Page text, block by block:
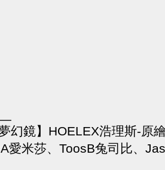
鏡】HOELEX浩理斯-原繪
愛米莎、ToosB兔司比、